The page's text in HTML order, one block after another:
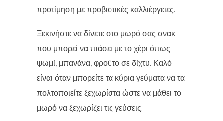
προτίμηση με προβιοτικές καλλιέργειες.
Ξεκινήστε να δίνετε στο μωρό σας σνακ
που μπορεί να πιάσει με το χέρι όπως
ψωμί, μπανάνα, φρούτο σε δίχτυ. Καλό
είναι όταν μπορείτε τα κύρια γεύματα να τα
πολτοποιείτε ξεχωρίστα ώστε να μάθει το
μωρό να ξεχωρίζει τις γεύσεις.